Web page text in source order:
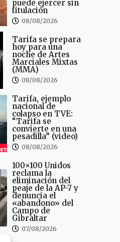
puede ejercer sin
titulación
08/08/2026
Tarifa se prepara
hoy para una
noche de Artes
Marciales Mixtas
(MMA)
08/08/2026
Tarifa, ejemplo
nacional de
colapso en TVE:
“Tarifa se
convierte en una
pesadilla” (video)
08/08/2026
100×100 Unidos
reclama la
eliminación del
peaje de la AP-7 y
denuncia el
«abandono» del
Campo de
Gibraltar
07/08/2026